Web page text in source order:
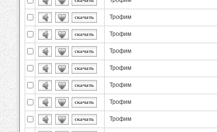
скачать Трофим
скачать Трофим
скачать Трофим
скачать Трофим
скачать Трофим
скачать Трофим
скачать Трофим